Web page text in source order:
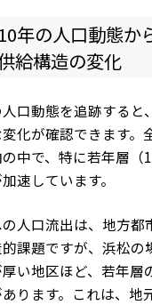
年の人口動態か
給構造の変化
口動態を追跡すると
化が確認できます。
中で、特に若年層（
速しています。
人口流出は、地方都
課題ですが、浜松の
い地区ほど、若年層
ります。これは、地